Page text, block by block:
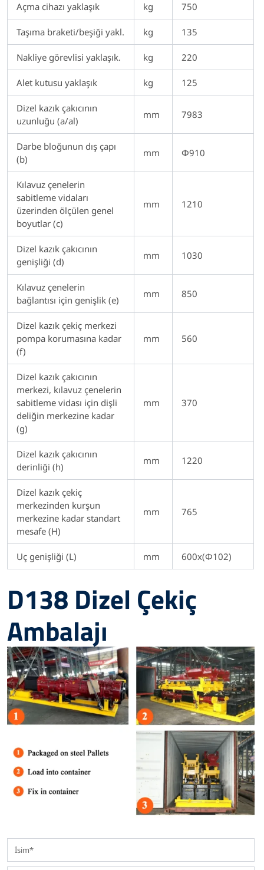
Açma cihazı yaklaşık kg 750
Taşıma braketi/beşiği yakl. kg 135
Nakliye görevlisi yaklaşık. kg 220
Alet kutusu yaklaşık kg 125
Dizel kazık çakıcının
uzunluğu (a/al)
mm 7983
Darbe bloğunun dış çapı
(b)
mm Φ910
Kılavuz çenelerin
sabitleme vidaları
üzerinden ölçülen genel
boyutlar (c)
mm 1210
Dizel kazık çakıcının
genişliği (d)
mm 1030
Kılavuz çenelerin
bağlantısı için genişlik (e)
mm 850
Dizel kazık çekiç merkezi
pompa korumasına kadar
(f)
mm 560
Dizel kazık çakıcının
merkezi, kılavuz çenelerin
sabitleme vidası için dişli
deliğin merkezine kadar
(g)
mm 370
Dizel kazık çakıcının
derinliği (h)
mm 1220
Dizel kazık çekiç
merkezinden kurşun
merkezine kadar standart
mesafe (H)
mm 765
Uç genişliği (L) mm 600x(Φ102)
D138 Dizel Çekiç
Ambalajı